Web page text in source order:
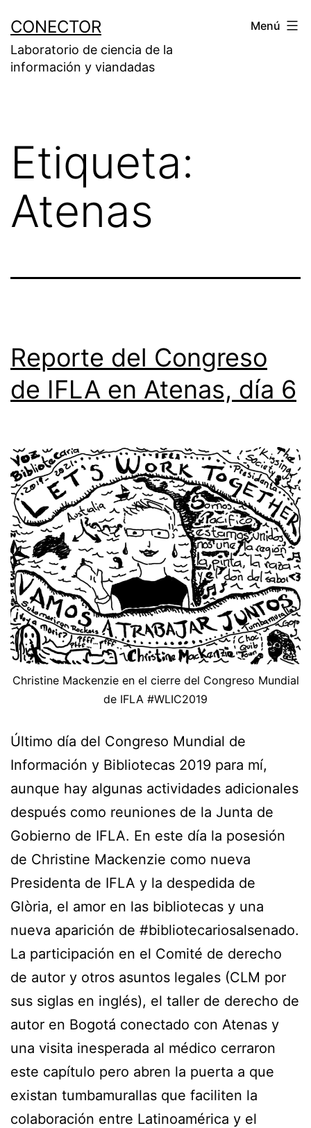
contenido
CONECTOR
Laboratorio de ciencia de la
información y viandadas
Menú
Etiqueta:
Atenas
Reporte del Congreso
de IFLA en Atenas, día 6
Christine Mackenzie en el cierre del Congreso Mundial
de IFLA #WLIC2019
Último día del Congreso Mundial de
Información y Bibliotecas 2019 para mí,
aunque hay algunas actividades adicionales
después como reuniones de la Junta de
Gobierno de IFLA. En este día la posesión
de Christine Mackenzie como nueva
Presidenta de IFLA y la despedida de
Glòria, el amor en las bibliotecas y una
nueva aparición de #bibliotecariosalsenado.
La participación en el Comité de derecho
de autor y otros asuntos legales (CLM por
sus siglas en inglés), el taller de derecho de
autor en Bogotá conectado con Atenas y
una visita inesperada al médico cerraron
este capítulo pero abren la puerta a que
existan tumbamurallas que faciliten la
colaboración entre Latinoamérica y el